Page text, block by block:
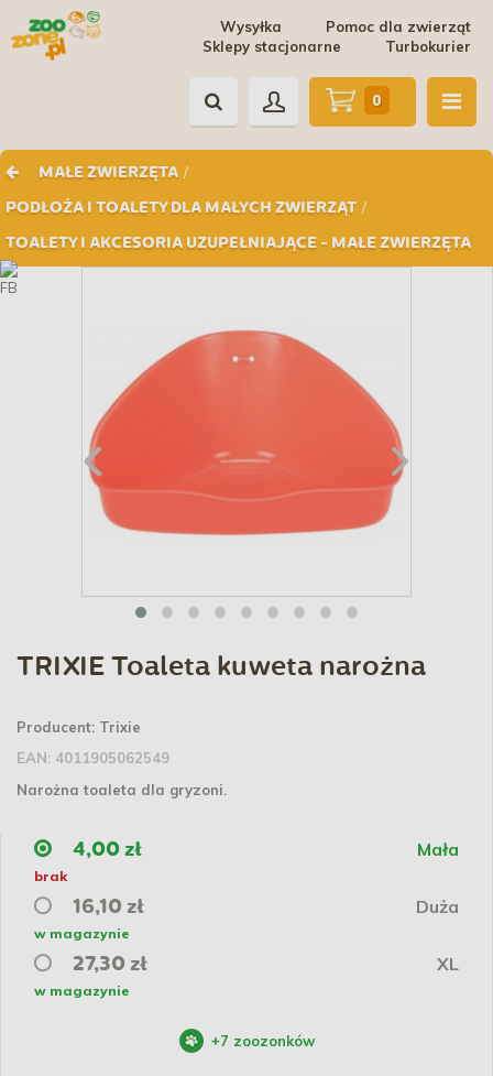
Pomoc dla zwierząt
Wysyłka
Turbokurier
Sklepy stacjonarne
MAŁE ZWIERZĘTA /
PODŁOŻA I TOALETY DLA MAŁYCH ZWIERZĄT /
TOALETY I AKCESORIA UZUPEŁNIAJĄCE - MAŁE ZWIERZĘTA
0
TRIXIE Toaleta kuweta narożna
Producent: Trixie
EAN: 4011905062549
Narożna toaleta dla gryzoni.
4,00 zł Mała
brak
16,10 zł Duża
w magazynie
27,30 zł XL
w magazynie
+7 zoozonków